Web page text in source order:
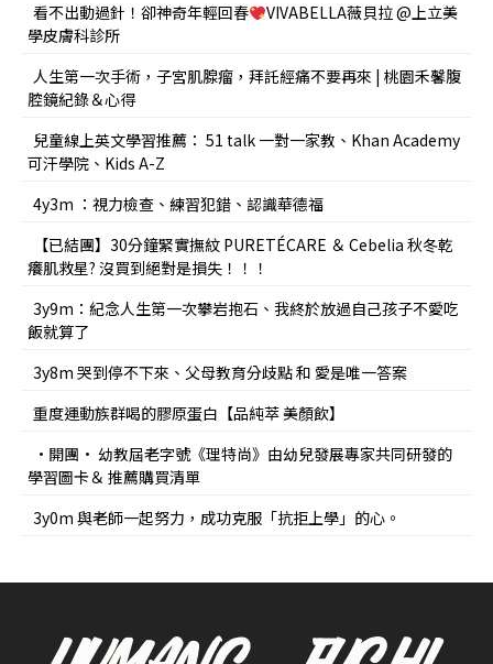
看不出動過針！卻神奇年輕回春
VIVABELLA薇貝拉 @上立美
學皮膚科診所
人生第一次手術，子宮肌腺瘤，拜託經痛不要再來 | 桃園禾馨腹
腔鏡紀錄＆心得
兒童線上英文學習推薦： 51 talk 一對一家教、Khan Academy
可汗學院、Kids A-Z
4y3m ：視力檢查、練習犯錯、認識華德福
【已結團】30分鐘緊實撫紋 PURETÉCARE ＆ Cebelia 秋冬乾
癢肌救星? 沒買到絕對是損失！！！
3y9m：紀念人生第一次攀岩抱石、我終於放過自己孩子不愛吃
飯就算了
3y8m 哭到停不下來、父母教育分歧點 和 愛是唯一答案
重度運動族群喝的膠原蛋白【品純萃 美顏飲】
•開團• 幼教屆老字號《理特尚》由幼兒發展專家共同研發的
學習圖卡＆ 推薦購買清單
3y0m 與老師一起努力，成功克服「抗拒上學」的心。